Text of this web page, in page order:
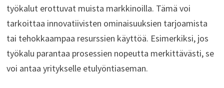
työkalut erottuvat muista markkinoilla. Tämä voi
tarkoittaa innovatiivisten ominaisuuksien tarjoamista
tai tehokkaampaa resurssien käyttöä. Esimerkiksi, jos
työkalu parantaa prosessien nopeutta merkittävästi, se
voi antaa yritykselle etulyöntiaseman.